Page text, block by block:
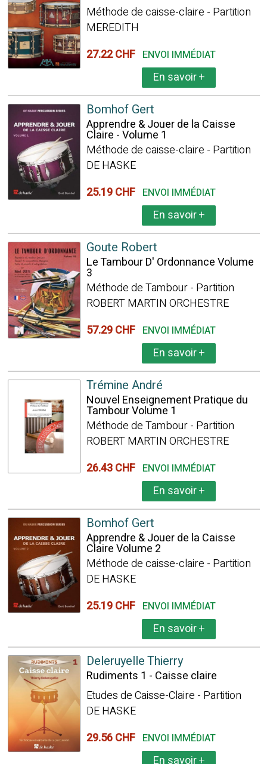
Méthode de caisse-claire - Partition
MEREDITH
27.22 CHF ENVOI IMMÉDIAT
En savoir+
Bomhof Gert
Apprendre & Jouer de la Caisse
Claire - Volume 1
Méthode de caisse-claire - Partition
DE HASKE
25.19 CHF ENVOI IMMÉDIAT
En savoir+
Goute Robert
Le Tambour D' Ordonnance Volume
3
Méthode de Tambour - Partition
ROBERT MARTIN ORCHESTRE
57.29 CHF ENVOI IMMÉDIAT
En savoir+
Trémine André
Nouvel Enseignement Pratique du
Tambour Volume 1
Méthode de Tambour - Partition
ROBERT MARTIN ORCHESTRE
26.43 CHF ENVOI IMMÉDIAT
En savoir+
Bomhof Gert
Apprendre & Jouer de la Caisse
Claire Volume 2
Méthode de caisse-claire - Partition
DE HASKE
25.19 CHF ENVOI IMMÉDIAT
En savoir+
Deleruyelle Thierry
Rudiments 1 - Caisse claire
Etudes de Caisse-Claire - Partition
DE HASKE
29.56 CHF ENVOI IMMÉDIAT
En savoir+